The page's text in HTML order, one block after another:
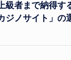
級者まで納得す
ジノサイト」の